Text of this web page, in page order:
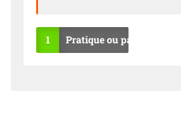
1 Pratique ou pas ?